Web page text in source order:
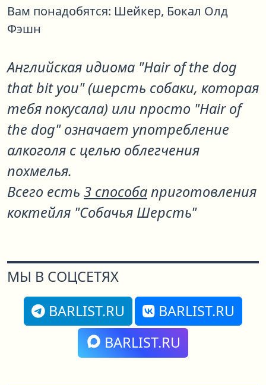
Вам понадобятся: Шейкер, Бокал Олд
Фэшн
Английская идиома "Hair of the dog
that bit you" (шерсть собаки, которая
тебя покусала) или просто "Hair of
the dog" означает употребление
алкоголя с целью облегчения
похмелья.
Всего есть 3 способаприготовления
коктейля "Собачья Шерсть"
МЫ В СОЦСЕТЯХ
BARLIST.RU
BARLIST.RU
BARLIST.RU